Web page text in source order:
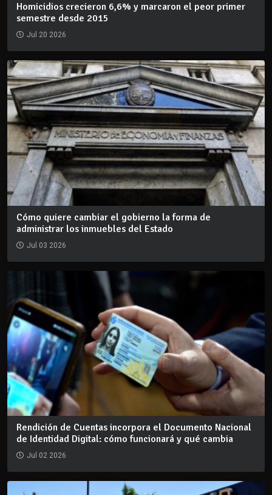
Homicidios crecieron 6,6% y marcaron el peor primer
semestre desde 2015
Jul 20 2026
Cómo quiere cambiar el gobierno la forma de
administrar los inmuebles del Estado
Jul 03 2026
Rendición de Cuentas incorpora el Documento Nacional
de Identidad Digital: cómo funcionará y qué cambia
Jul 02 2026